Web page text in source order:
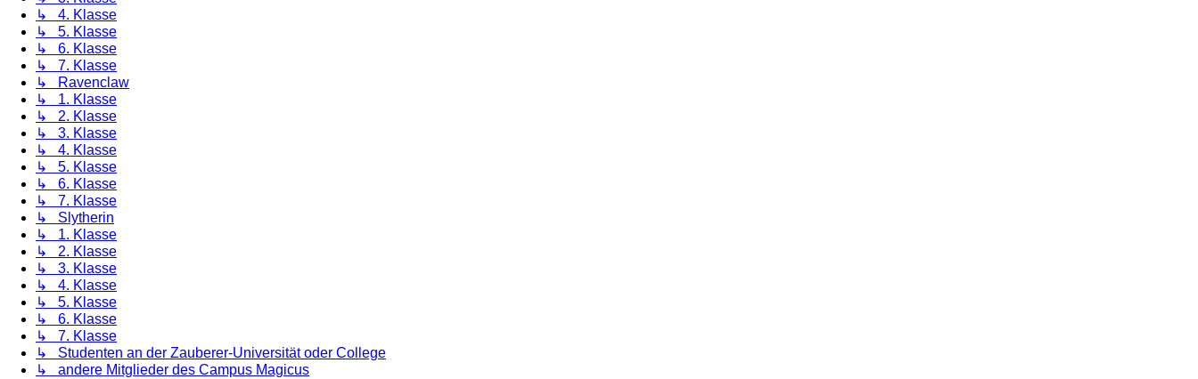
↳ 4. Klasse
↳ 5. Klasse
↳ 6. Klasse
↳ 7. Klasse
↳ Ravenclaw
↳ 1. Klasse
↳ 2. Klasse
↳ 3. Klasse
↳ 4. Klasse
↳ 5. Klasse
↳ 6. Klasse
↳ 7. Klasse
↳ Slytherin
↳ 1. Klasse
↳ 2. Klasse
↳ 3. Klasse
↳ 4. Klasse
↳ 5. Klasse
↳ 6. Klasse
↳ 7. Klasse
↳ Studenten an der Zauberer-Universität oder College
↳ andere Mitglieder des Campus Magicus